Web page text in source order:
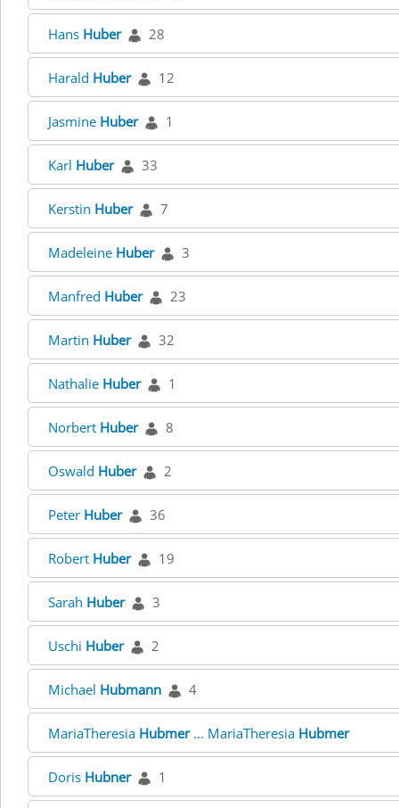
Hans Huber 28
Harald Huber 12
Jasmine Huber 1
Karl Huber 33
Kerstin Huber 7
Madeleine Huber 3
Manfred Huber 23
Martin Huber 32
Nathalie Huber 1
Norbert Huber 8
Oswald Huber 2
Peter Huber 36
Robert Huber 19
Sarah Huber 3
Uschi Huber 2
Michael Hubmann 4
MariaTheresia Hubmer... MariaTheresia Hubmer
Doris Hubner 1